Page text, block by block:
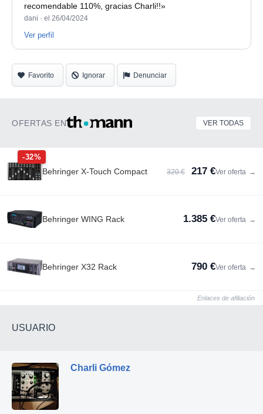
recomendable 110%, gracias Charli!!»
dani · el 26/04/2024
Ver perfil
Favorito Ignorar Denunciar
OFERTAS EN VER TODAS
-32%
Behringer X-Touch Compact 320 € 217 €Ver oferta →
Behringer WING Rack 1.385 €Ver oferta →
Behringer X32 Rack 790 €Ver oferta →
Enlaces de afiliación
USUARIO
Charli Gómez